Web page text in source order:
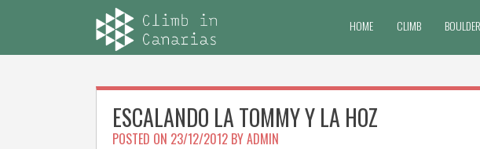
HOME CLIMB
ESCALANDO LA TOMMY Y LA HOZ
POSTED ON 23/12/2012 BYADMIN